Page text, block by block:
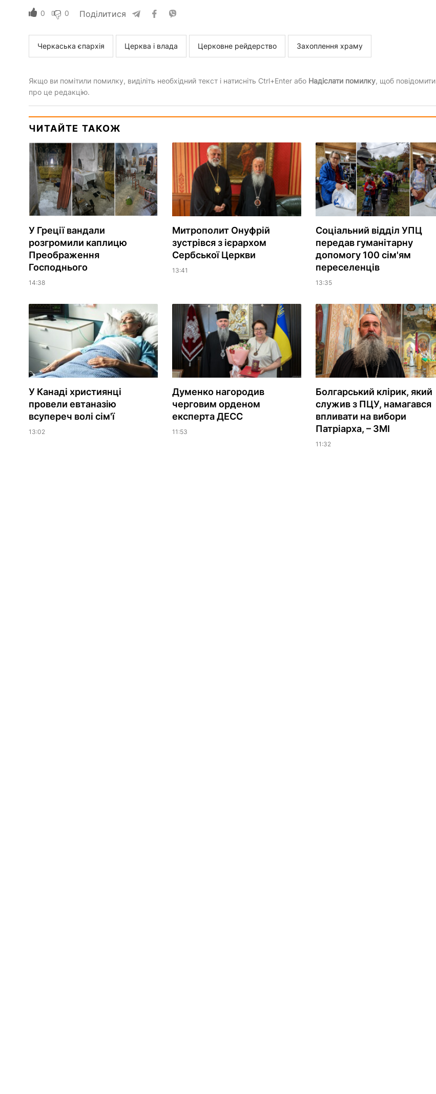
0 0 Поділитися
Черкаська єпархія Церква і влада Церковне рейдерство Захоплення храму
Якщо ви помітили помилку, виділіть необхідний текст і натисніть Ctrl+Enter або Надіслати помилку, щоб повідомити
про це редакцію.
ЧИТАЙТЕ ТАКОЖ
У Греції вандали
розгромили каплицю
Преображення
Господнього
14:38
Митрополит Онуфрій
зустрівся з ієрархом
Сербської Церкви
13:41
Соціальний відділ УПЦ
передав гуманітарну
допомогу 100 сім'ям
переселенців
13:35
У Канаді християнці
провели евтаназію
всупереч волі сім'ї
13:02
Думенко нагородив
черговим орденом
експерта ДЕСС
11:53
Болгарський клірик, який
служив з ПЦУ, намагався
впливати на вибори
Патріарха, – ЗМІ
11:32